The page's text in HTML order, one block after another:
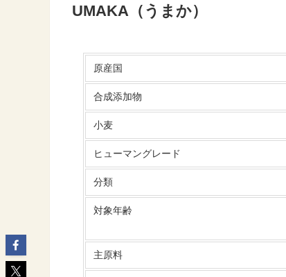
UMAKA（うまか）
原産国
合成添加物
小麦
ヒューマングレード
分類
対象年齢
主原料